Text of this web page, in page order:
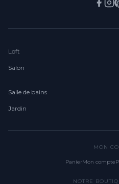
Loft
Salon
Salle de bains
Jardin
MON
PanierMon compte
NOTRE